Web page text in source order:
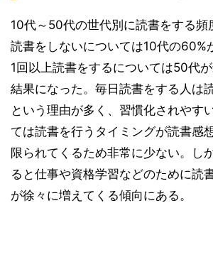
10代～50代の世代別に読書をする頻
読書をしないについては10代の60%
1回以上読書をするについては50代
結果になった。毎日読書をする人は
という理由が多く、習慣化されやす
ては読書を行うタイミングが読書感
限られてくるため非常に少ない。し
ると仕事や資格学習などのために読
が徐々に増えてくる傾向にある。